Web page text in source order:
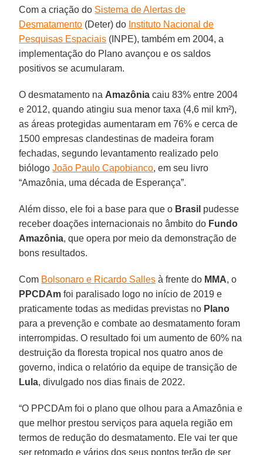
Com a criação do Sistema de Alertas de
Desmatamento (Deter) do Instituto Nacional de
Pesquisas Espaciais (INPE), também em 2004, a
implementação do Plano avançou e os saldos
positivos se acumularam.
O desmatamento na Amazônia caiu 83% entre 2004
e 2012, quando atingiu sua menor taxa (4,6 mil km²),
as áreas protegidas aumentaram em 76% e cerca de
1500 empresas clandestinas de madeira foram
fechadas, segundo levantamento realizado pelo
biólogoJoão Paulo Capobianco, em seu livro
“Amazônia, uma década de Esperança”.
Além disso, ele foi a base para que o Brasil pudesse
receber doações internacionais no âmbito do Fundo
Amazônia, que opera por meio da demonstração de
bons resultados.
Com Bolsonaro e Ricardo Salles à frente do MMA, o
PPCDAm foi paralisado logo no início de 2019 e
praticamente todas as medidas previstas no Plano
para a prevenção e combate ao desmatamento foram
interrompidas. O resultado foi um aumento de 60% na
destruição da floresta tropical nos quatro anos de
governo, indica o relatório da equipe de transição de
Lula, divulgado nos dias finais de 2022.
“O PPCDAm foi o plano que olhou para a Amazônia e
que melhor prestou serviços para aquela região em
termos de redução do desmatamento. Ele vai ter que
ser retomado e vários dos seus pontos terão de ser